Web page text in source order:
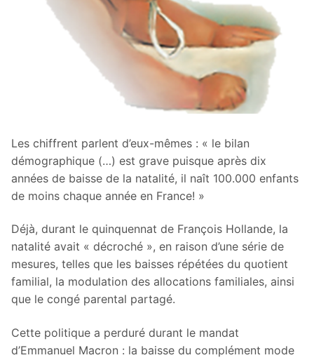
Les chiffrent parlent d’eux-mêmes : « le bilan
démographique (…) est grave puisque après dix
années de baisse de la natalité, il naît 100.000 enfants
de moins chaque année en France! »
Déjà, durant le quinquennat de François Hollande, la
natalité avait « décroché », en raison d’une série de
mesures, telles que les baisses répétées du quotient
familial, la modulation des allocations familiales, ainsi
que le congé parental partagé.
Cette politique a perduré durant le mandat
d’Emmanuel Macron : la baisse du complément mode